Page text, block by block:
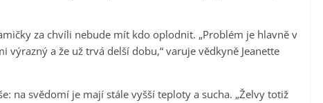
za chvíli nebude mít kdo oplodnit. „Problém je hlavně v
a že už trvá delší dobu,“ varuje vědkyně Jeanette
na svědomí je mají stále vyšší teploty a sucha. „Želvy totiž